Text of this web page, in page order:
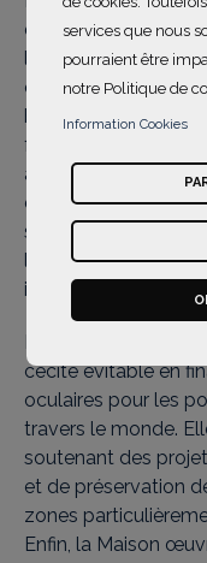
débuts des
l’environnement.
concentre sur la
biodiversité et la
femmes. Pour ce
approche
de dotation (le
s’engage dans
le monde entier,
initiatives locales
cécité évitable en
oculaires pour les
travers le monde.
soutenant des
et de préservation
zones
Enfin, la Maison
services que nous
pourraient être
notre Politique de
Information Cookies